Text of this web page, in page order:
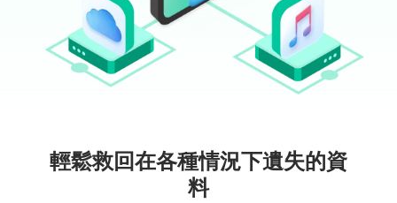
輕鬆救回在各種情況下遺失的資
料